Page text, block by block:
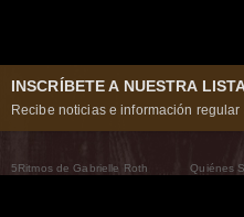
INSCRÍBETE A NUESTRA
Recibe noticias e información
5Ritmos de Gabrielle Roth
Quiénes